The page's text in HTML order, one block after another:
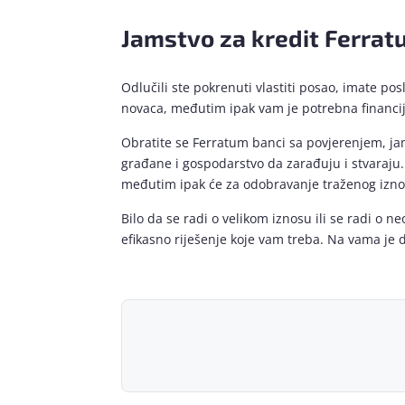
Jamstvo za kredit
Odlučili ste pokrenuti vlastiti posao, imate
novaca, međutim ipak vam je potrebna
Obratite se Ferratum banci sa povjerenjem,
građane i gospodarstvo da zarađuju i
međutim ipak će za odobravanje traženog
Bilo da se radi o velikom iznosu ili se radi o
efikasno riješenje koje vam treba. Na vama